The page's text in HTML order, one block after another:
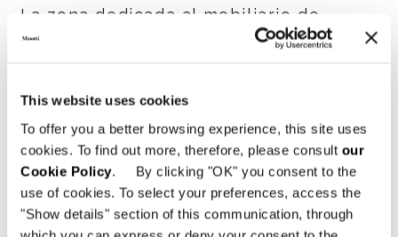
This website uses cookies
To offer you a better browsing experience, this site uses
cookies. To find out more, therefore, please consult our
Cookie Policy. By clicking "OK" you consent to the
use of cookies. To select your preferences, access the
"Show details" section of this communication, through
La zona dedicada al mobiliario de
exterior acoge el sistema de asientos
mesas de centroStony
Dordoni, en un juego de referencias
cromáticas y materiales.
Un recorrido expositivo dinámico,
gracias a un hábil juego de